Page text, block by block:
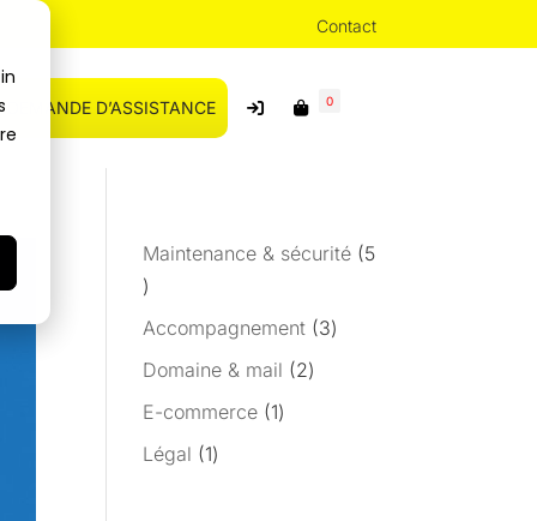
Contact
DEMANDE D’ASSISTANCE 0
Maintenance & sécurité 5
5
produits
Accompagnement 33
Domaine & mail 22
E-commerce 11
Légal 11